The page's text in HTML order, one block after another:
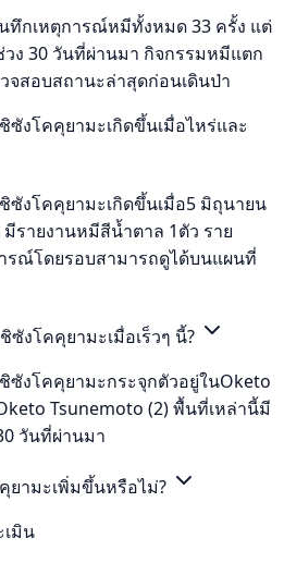
ทึกเหตุการณ์หมีทั้งหมด 33 ครั้ง แต่
ง 30 วันที่ผ่านมา กิจกรรมหมีแตก
จสอบสถานะล่าสุดก่อนเดินป่า
งโคคุยามะเกิดขึ้นเมื่อไหร่และ
งโคคุยามะเกิดขึ้นเมื่อ5 มิถุนายน
รายงานหมีสีน้ำตาล 1ตัว ราย
รณ์โดยรอบสามารถดูได้บนแผนที่
งโคคุยามะเมื่อเร็วๆ นี้?
งโคคุยามะกระจุกตัวอยู่ในOketo
Tsunemoto (2) พื้นที่เหล่านี้มี
วันที่ผ่านมา
ามะเพิ่มขึ้นหรือไม่?
มิน